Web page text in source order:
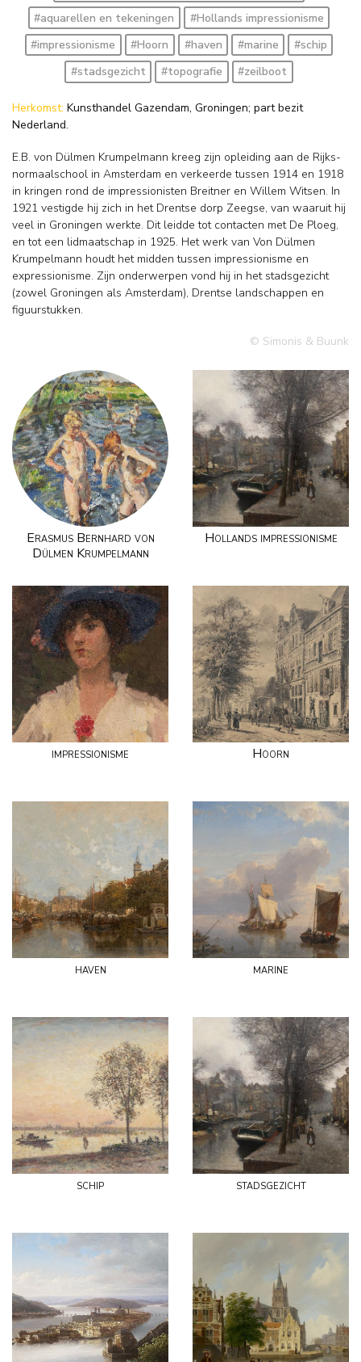
#aquarellen en tekeningen
#Hollands impressionisme
#impressionisme
#Hoorn #haven #marine
#schip
#stadsgezicht
#topografie #zeilboot
Herkomst: Kunsthandel Gazendam, Groningen; part bezit
Nederland.
E.B. von Dülmen Krumpelmann kreeg zijn opleiding aan de Rijks-
normaalschool in Amsterdam en verkeerde tussen 1914 en 1918
in kringen rond de impressionisten Breitner en Willem Witsen. In
1921 vestigde hij zich in het Drentse dorp Zeegse, van waaruit hij
veel in Groningen werkte. Dit leidde tot contacten met De Ploeg,
en tot een lidmaatschap in 1925. Het werk van Von Dülmen
Krumpelmann houdt het midden tussen impressionisme en
expressionisme. Zijn onderwerpen vond hij in het stadsgezicht
(zowel Groningen als Amsterdam), Drentse landschappen en
figuurstukken.
© Simonis & Buunk
Erasmus Bernhard von
Dülmen Krumpelmann
Hollands impressionisme
impressionisme Hoorn
haven marine
schip stadsgezicht